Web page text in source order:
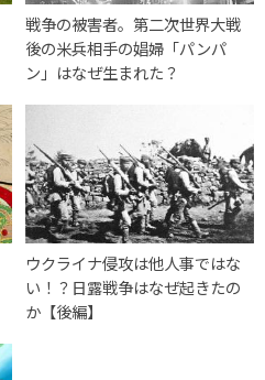
戦争の被害者。第二次世界大戦
後の米兵相手の娼婦「パンパ
ン」はなぜ生まれた？
ウクライナ侵攻は他人事ではな
い！？日露戦争はなぜ起きたの
か【後編】